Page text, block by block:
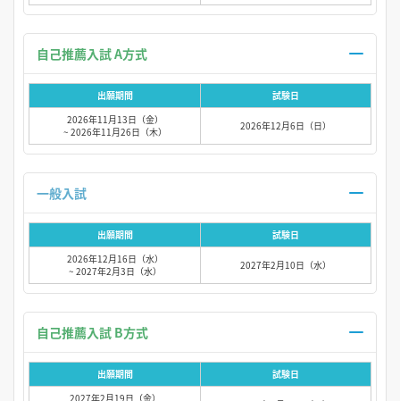
出願期間
試験日
2026年11月13日（金）
~ 2026年11月26日（木）
2026年12月6日（日）
出願期間
試験日
2026年12月16日（水）
~ 2027年2月3日（水）
2027年2月10日（水）
出願期間
試験日
2027年2月19日（金）